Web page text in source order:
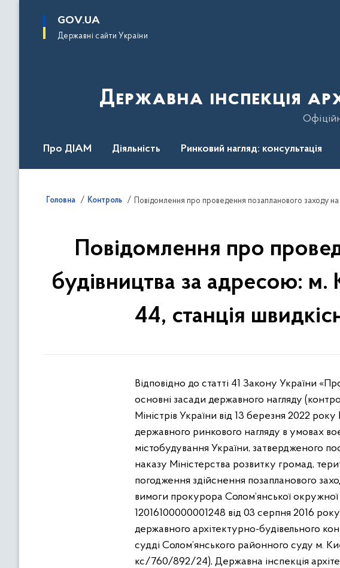
основного
GOV.UA
Державні сайти України
Державна інспекція
Про ДІАМ Діяльність Ринковий нагляд: консультація
Головна Контроль
Повідомлення про
будівництва за адресою:
44, станція
Відповідно до статті 41 Закону України
основні засади державного нагляду
Міністрів України від 13 березня 2022
державного ринкового нагляду в умовах
містобудування України, затвердженого
наказу Міністерства розвитку громад,
погодження здійснення позапланового
вимоги прокурора Солом’янської
12016100000001248 від 03 серпня 2016
державного архітектурно-будівельного
судді Солом’янського районного суду м.
кс/760/892/24), Державна інспекція